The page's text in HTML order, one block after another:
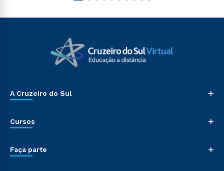
A Cruzeiro do Sul +
Cursos +
Faça parte +